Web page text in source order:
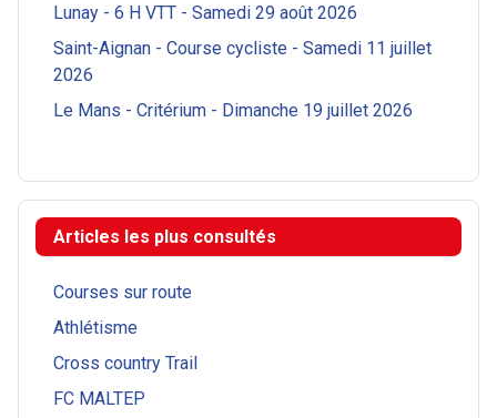
Lunay - 6 H VTT - Samedi 29 août 2026
Saint-Aignan - Course cycliste - Samedi 11 juillet
2026
Le Mans - Critérium - Dimanche 19 juillet 2026
Articles les plus consultés
Courses sur route
Athlétisme
Cross country Trail
FC MALTEP